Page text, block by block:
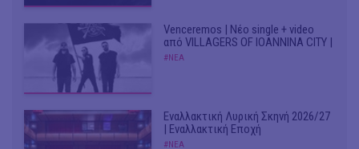
Venceremos | Νέο single + video
από VILLAGERS OF IOANNINA CITY |
#ΝΕΑ
Εναλλακτική Λυρική Σκηνή 2026/27
| Εναλλακτική Εποχή
#ΝΕΑ